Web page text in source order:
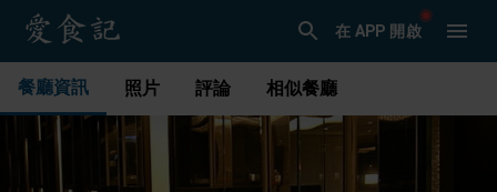
在 APP 開啟
餐廳資訊 照片 評論 相似餐廳